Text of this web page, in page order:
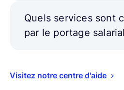
Quels services sont
par le portage
Visitez notre centre d'aide